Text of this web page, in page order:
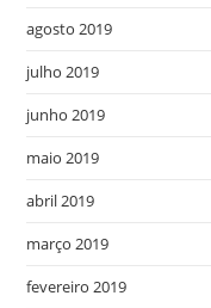
agosto 2019
julho 2019
junho 2019
maio 2019
abril 2019
março 2019
fevereiro 2019